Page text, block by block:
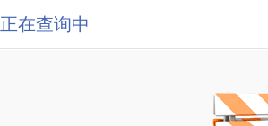
正在查询中